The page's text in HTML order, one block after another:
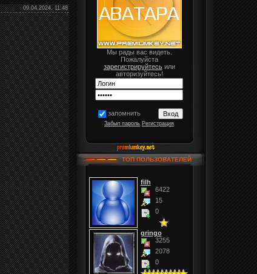
09.04.2024, 11:48
Мы рады вас видеть.
Пожалуйста
зарегистрируйтесьили
авторизуйтесь!
запомнить
Забыл пароль Регистрация
ТОП ПОЛЬЗОВАТЕЛЕЙ
filh
6422
15
0
gringo
3255
2078
0